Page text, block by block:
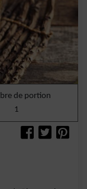
de portion
1